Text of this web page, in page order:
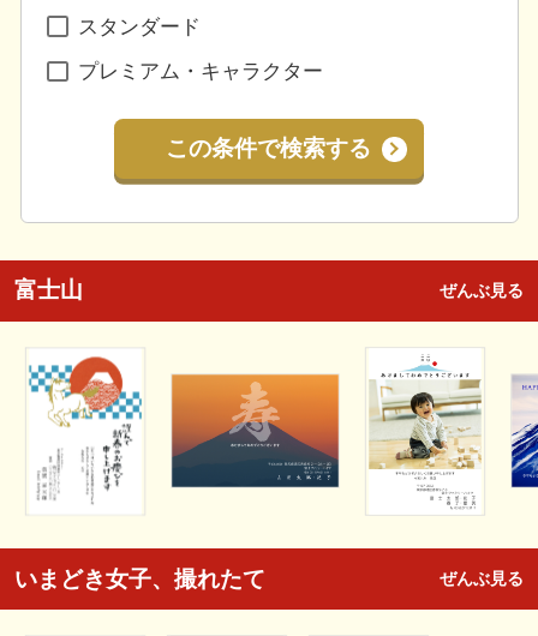
スタンダード
プレミアム・キャラクター
この条件で検索する
富士山 ぜんぶ見る
いまどき女子、撮れたて ぜんぶ見る